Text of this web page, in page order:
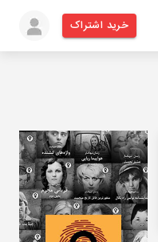
خرید اشتراک